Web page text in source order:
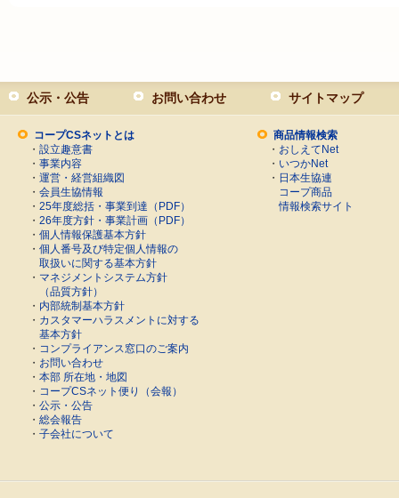
公示・公告 お問い合わせ サイトマップ
コープCSネットとは
・ 設立趣意書
・ 事業内容
・ 運営・経営組織図
・ 会員生協情報
・ 25年度総括・事業到達（PDF）
・ 26年度方針・事業計画（PDF）
・ 個人情報保護基本方針
・ 個人番号及び特定個人情報の
取扱いに関する基本方針
・ マネジメントシステム方針
（品質方針）
・ 内部統制基本方針
・ カスタマーハラスメントに対する
基本方針
・ コンプライアンス窓口のご案内
・ お問い合わせ
・ 本部 所在地・地図
・ コープCSネット便り（会報）
・ 公示・公告
・ 総会報告
・ 子会社について
商品情報検索
・ おしえてNet
・ いつかNet
・ 日本生協連
コープ商品
情報検索サイト